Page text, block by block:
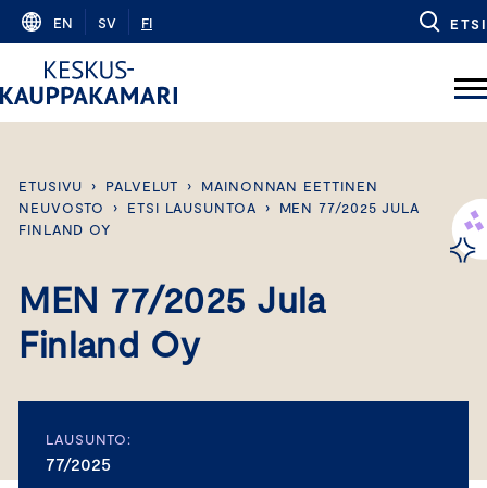
Skip
content
EN SV FI ETSI
ETUSIVU › PALVELUT ›
MAINONNAN EETTINEN
NEUVOSTO
› ETSI LAUSUNTOA ›
MEN 77/2025 JULA
FINLAND OY
MEN 77/2025 Jula
Finland Oy
LAUSUNTO:
77/2025